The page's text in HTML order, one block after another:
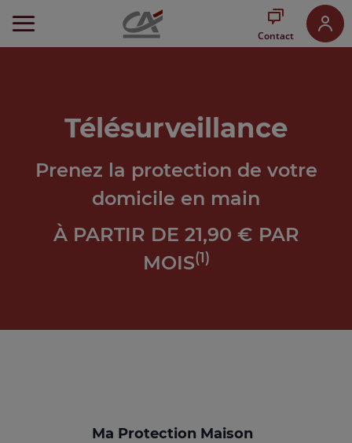
au
Contact
Télésurveillance
Prenez la protection de votre
domicile en main
À PARTIR DE 21,90 € PAR
MOIS(1)
Ma Protection Maison